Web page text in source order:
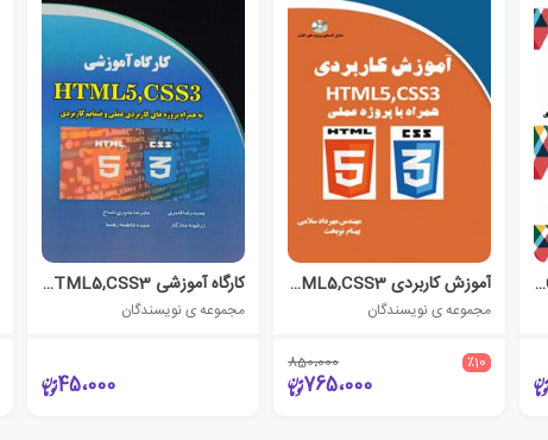
دستگیره های وب HTML,CSS,PHP آموزش کاربردی HTML5,CSS3
مجموعه ی نویسندگان
٪10 850،000
765،000
کارگاه آموزشی HTML5,CSS3
مجموعه ی نویسندگان
45،000